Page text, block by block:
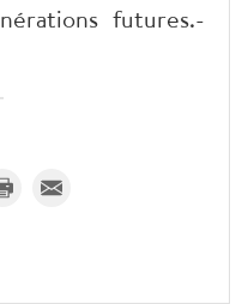
futures.-